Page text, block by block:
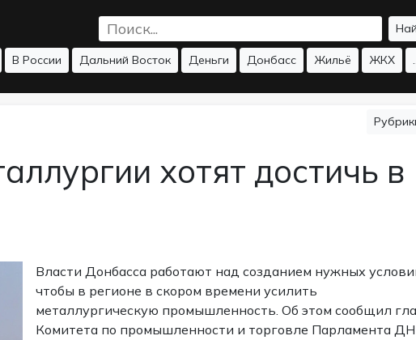
В России Дальний Восток Деньги Донбасс Жильё ЖКХ
хотят достичь в
Власти Донбасса работают над созданием нужных
чтобы в регионе в скором времени усилить
металлургическую промышленность. Об этом сообщил
Комитета по промышленности и торговле Парламента